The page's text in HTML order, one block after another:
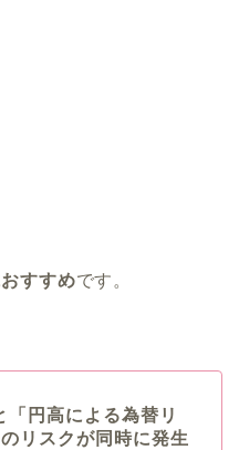
すすめです。
「円高による為替リ
リスクが同時に発生